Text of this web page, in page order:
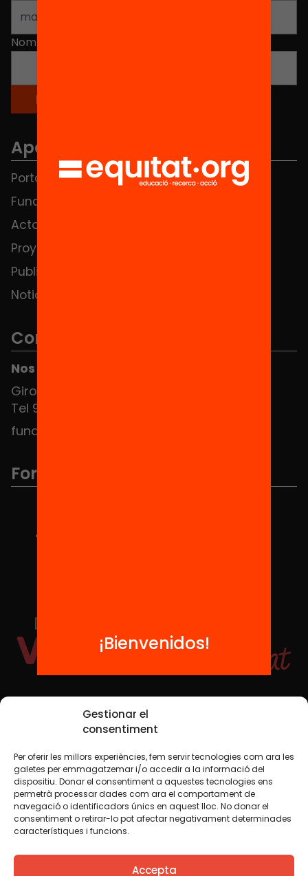
Gestionar el
consentiment
Per oferir les millors experiències, fem servir tecnologies com ara les
galetes per emmagatzemar i/o accedir a la informació del
dispositiu. Donar el consentiment a aquestes tecnologies ens
permetrà processar dades com ara el comportament de
navegació o identificadors únics en aquest lloc. No donar el
consentiment o retirar-lo pot afectar negativament determinades
característiques i funcions.
Accepta
Nombre
Apartados
Portada
Fundación
Actos
Proyectos
Publicaciones y vídeos
Noticias
FAQS
Contacto
Nos puedes encontrar en el HUB Social
Girona 34, interior 08010 Barcelona
Tel 934 588 700
fundacio@equitat.org
Formamos parte de...
Redes sociales
TWT YTB IG FB IN
Aviso legalPolítica de cookies
Creemos que el conocimiento debe compartirse. Por eso
utilizamos una licencia Creative Commons, salvo que en
¡Bienvenidos!